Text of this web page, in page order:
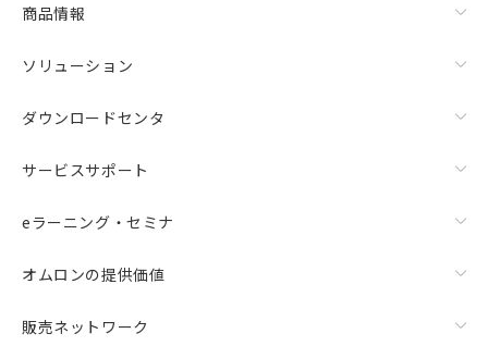
商品情報
ソリューション
ダウンロードセンタ
サービスサポート
eラーニング・セミナ
オムロンの提供価値
販売ネットワーク